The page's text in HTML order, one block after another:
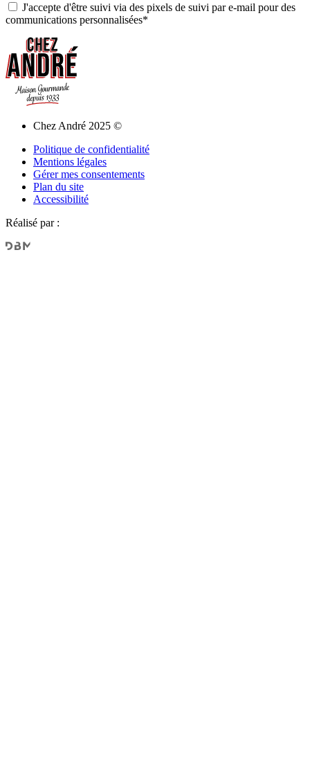
J'accepte d'être suivi via des pixels de suivi par e-mail pour des
communications personnalisées*
Chez André 2025 ©
Politique de confidentialité
Mentions légales
Gérer mes consentements
Plan du site
Accessibilité
Réalisé par :